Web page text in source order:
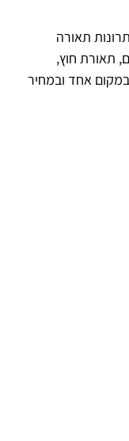
תאורה
תאורת חוץ,
במקום אחד ובמחיר